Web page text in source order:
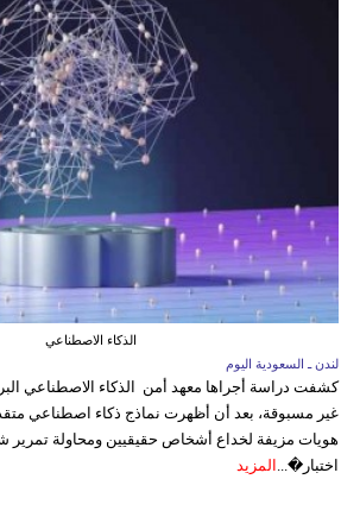
الذكاء الاصطناعي
لندن ـ السعودية اليوم
كشفت دراسة أجراها معهد أمن الذكاء الاصطناعي
غير مسبوقة، بعد أن أظهرت نماذج ذكاء اصطناعي
هويات مزيفة لخداع أشخاص حقيقيين ومحاولة تمرير
اختبار�... المزيد